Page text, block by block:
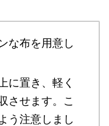
な布を用意し
に置き、軽く
させます。こ
う注意しまし